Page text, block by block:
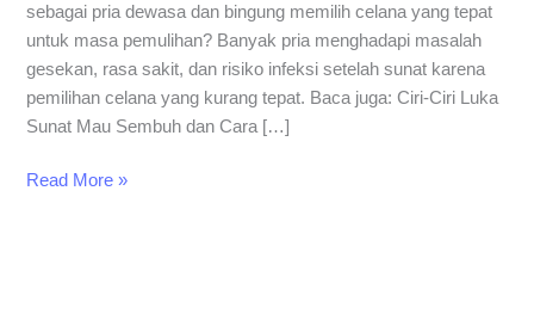
sebagai pria dewasa dan bingung memilih celana yang tepat
untuk masa pemulihan? Banyak pria menghadapi masalah
gesekan, rasa sakit, dan risiko infeksi setelah sunat karena
pemilihan celana yang kurang tepat. Baca juga: Ciri-Ciri Luka
Sunat Mau Sembuh dan Cara […]
Read More »